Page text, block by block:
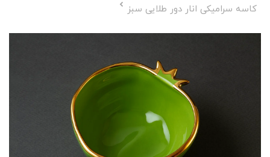
کاسه سرامیکی انار دور طلایی سبز